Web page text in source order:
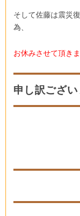
そして佐藤は震災
為、
お休みさせて頂きま
申し訳ござい